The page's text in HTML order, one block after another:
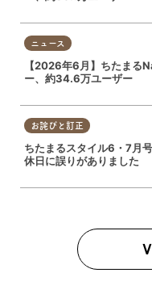
ニュース
【2026年6月】ちたまる
ー、約34.6万ユーザー
お詫びと訂正
ちたまるスタイル6・7月
休日に誤りがありました